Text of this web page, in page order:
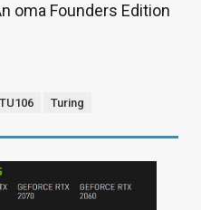
oma Founders Edition
TU106 Turing